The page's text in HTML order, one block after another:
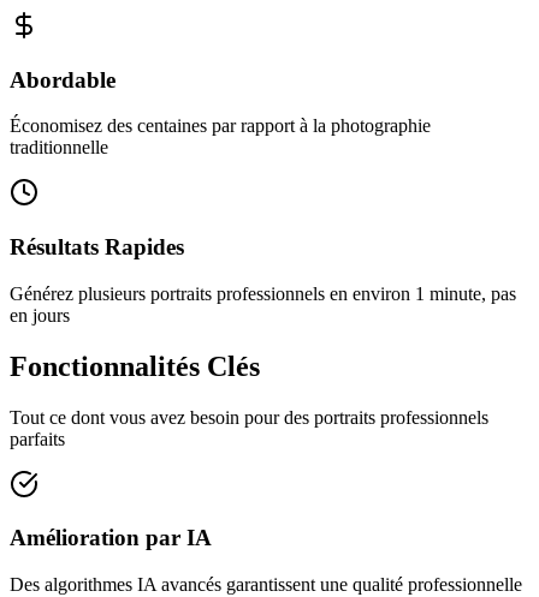
Abordable
Économisez des centaines par rapport à la photographie
traditionnelle
Résultats Rapides
Générez plusieurs portraits professionnels en environ 1 minute, pas
en jours
Fonctionnalités Clés
Tout ce dont vous avez besoin pour des portraits professionnels
parfaits
Amélioration par IA
Des algorithmes IA avancés garantissent une qualité professionnelle